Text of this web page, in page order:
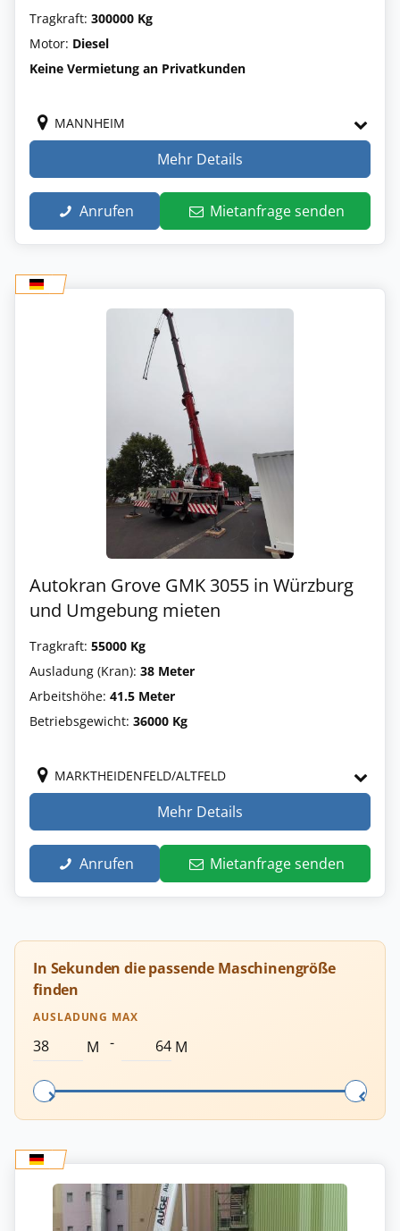
Tragkraft: 300000 Kg
Motor: Diesel
Keine Vermietung an Privatkunden
MANNHEIM
Mehr Details
Anrufen Mietanfrage senden
Autokran Grove GMK 3055 in Würzburg
und Umgebung mieten
Tragkraft: 55000 Kg
Ausladung (Kran): 38 Meter
Arbeitshöhe: 41.5 Meter
Betriebsgewicht: 36000 Kg
MARKTHEIDENFELD/ALTFELD
Mehr Details
Anrufen Mietanfrage senden
In Sekunden die passende Maschinengröße
finden
AUSLADUNG MAX
M - M